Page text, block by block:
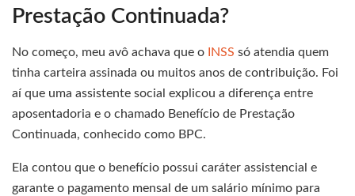
Prestação Continuada?
No começo, meu avô achava que o INSS só atendia quem
tinha carteira assinada ou muitos anos de contribuição. Foi
aí que uma assistente social explicou a diferença entre
aposentadoria e o chamado Benefício de Prestação
Continuada, conhecido como BPC.
Ela contou que o benefício possui caráter assistencial e
garante o pagamento mensal de um salário mínimo para